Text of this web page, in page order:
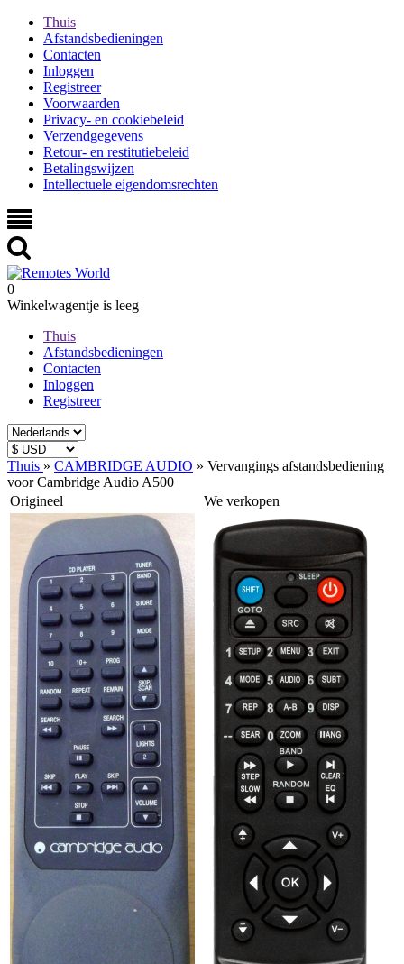
Thuis
Afstandsbedieningen
Contacten
Inloggen
Registreer
Voorwaarden
Privacy- en cookiebeleid
Verzendgegevens
Retour- en restitutiebeleid
Betalingswijzen
Intellectuele eigendomsrechten
0
Winkelwagentje is leeg
Thuis
Afstandsbedieningen
Contacten
Inloggen
Registreer
Thuis » CAMBRIDGE AUDIO » Vervangings afstandsbediening
voor Cambridge Audio A500
Origineel
We verkopen